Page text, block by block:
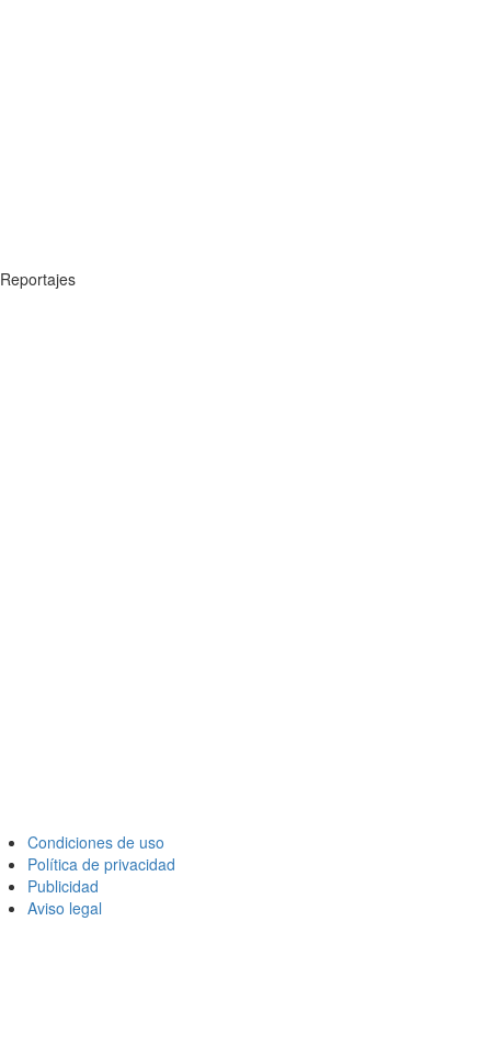
Reportajes
Condiciones de uso
Política de privacidad
Publicidad
Aviso legal